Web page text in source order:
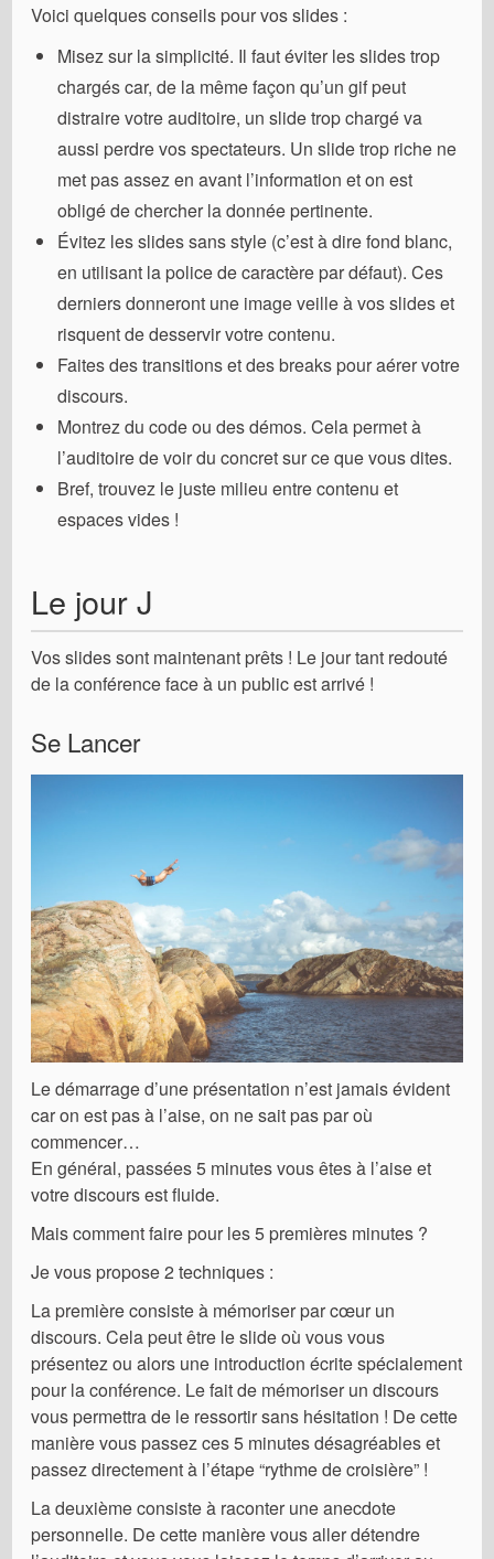
Voici quelques conseils pour vos slides :
Misez sur la simplicité. Il faut éviter les slides trop
chargés car, de la même façon qu’un gif peut
distraire votre auditoire, un slide trop chargé va
aussi perdre vos spectateurs. Un slide trop riche ne
met pas assez en avant l’information et on est
obligé de chercher la donnée pertinente.
Évitez les slides sans style (c’est à dire fond blanc,
en utilisant la police de caractère par défaut). Ces
derniers donneront une image veille à vos slides et
risquent de desservir votre contenu.
Faites des transitions et des breaks pour aérer votre
discours.
Montrez du code ou des démos. Cela permet à
l’auditoire de voir du concret sur ce que vous dites.
Bref, trouvez le juste milieu entre contenu et
espaces vides !
Le jour J
Vos slides sont maintenant prêts ! Le jour tant redouté
de la conférence face à un public est arrivé !
Se Lancer
Le démarrage d’une présentation n’est jamais évident
car on est pas à l’aise, on ne sait pas par où
commencer…
En général, passées 5 minutes vous êtes à l’aise et
votre discours est fluide.
Mais comment faire pour les 5 premières minutes ?
Je vous propose 2 techniques :
La première consiste à mémoriser par cœur un
discours. Cela peut être le slide où vous vous
présentez ou alors une introduction écrite spécialement
pour la conférence. Le fait de mémoriser un discours
vous permettra de le ressortir sans hésitation ! De cette
manière vous passez ces 5 minutes désagréables et
passez directement à l’étape “rythme de croisière” !
La deuxième consiste à raconter une anecdote
personnelle. De cette manière vous aller détendre